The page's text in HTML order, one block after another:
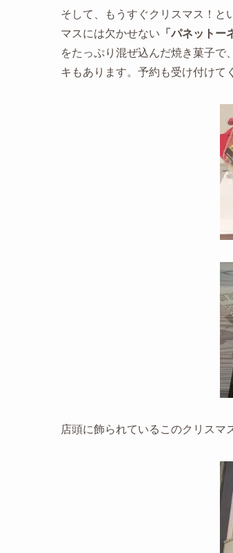
そして、もうすぐクリスマス！と
マスには欠かせない 「パネットー
をたっぷり混ぜ込んだ焼き菓子で
キもあります。予約も受け付けて
店頭に飾られているこのクリスマ